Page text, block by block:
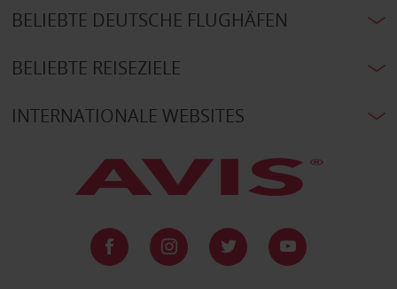
BELIEBTE DEUTSCHE FLUGHÄFEN
BELIEBTE REISEZIELE
INTERNATIONALE WEBSITES